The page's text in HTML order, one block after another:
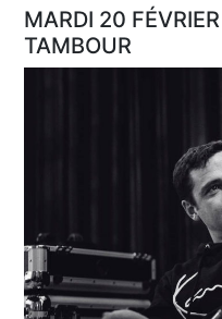
MARDI 20
TAMBOUR